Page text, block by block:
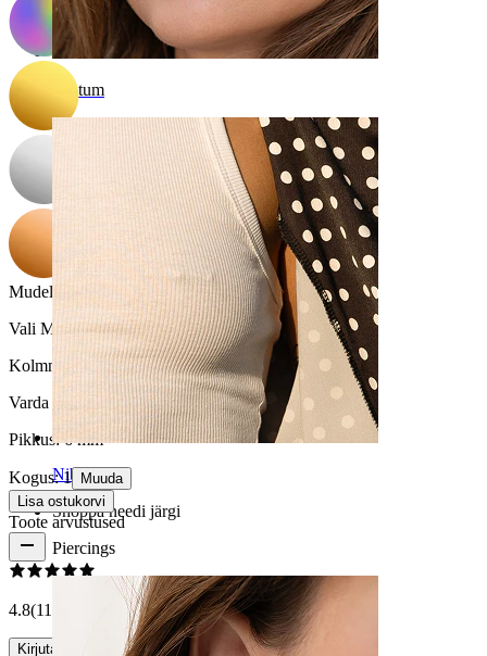
Septum
Nibu
Shoppa needi järgi
Piercings
Mudel
Vali Mudel
Kolmnurk
TähtPoolkuuÜmar ketas
Varda paksus: 1,2 mm
Pikkus:6 mm
Kogus: 1
Muuda
Lisa ostukorvi
Toote arvustused
4.8(11 arvustust)
Kirjuta arvustus